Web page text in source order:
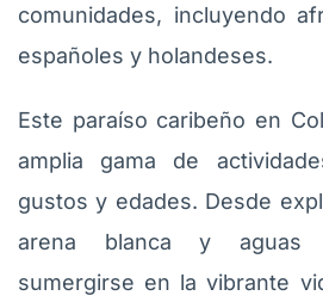
comunidades, incluyendo
españoles y holandeses.
Este paraíso caribeño en
amplia gama de
gustos y edades. Desde
arena blanca y aguas
sumergirse en la vibrante